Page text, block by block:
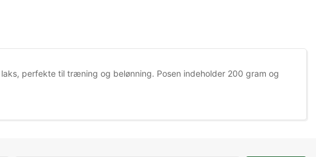
perfekte til træning og belønning. Posen indeholder 200 gram og